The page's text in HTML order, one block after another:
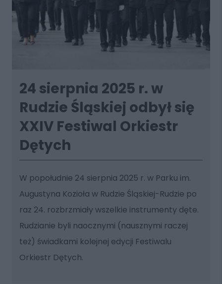
24 sierpnia 2025 r. w
Rudzie Śląskiej odbył się
XXIV Festiwal Orkiestr
Dętych
W popołudnie 24 sierpnia 2025 r. w Parku im.
Augustyna Kozioła w Rudzie Śląskiej-Rudzie po
raz 24. rozbrzmiały wszelkie instrumenty dęte.
Rudzianie byli naocznymi (nausznymi raczej
też) świadkami kolejnej edycji Festiwalu
Orkiestr Dętych.